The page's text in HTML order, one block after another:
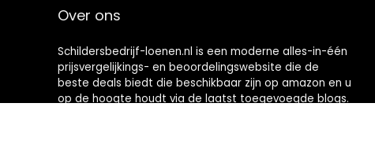
Over ons
Schildersbedrijf-loenen.nl is een moderne alles-in-één
prijsvergelijkings- en beoordelingswebsite die de
beste deals biedt die beschikbaar zijn op amazon en u
op de hoogte houdt via de laatst toegevoegde blogs.